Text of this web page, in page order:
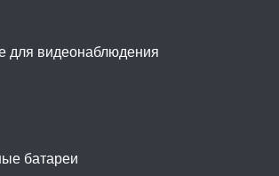
для видеонаблюдения
батареи